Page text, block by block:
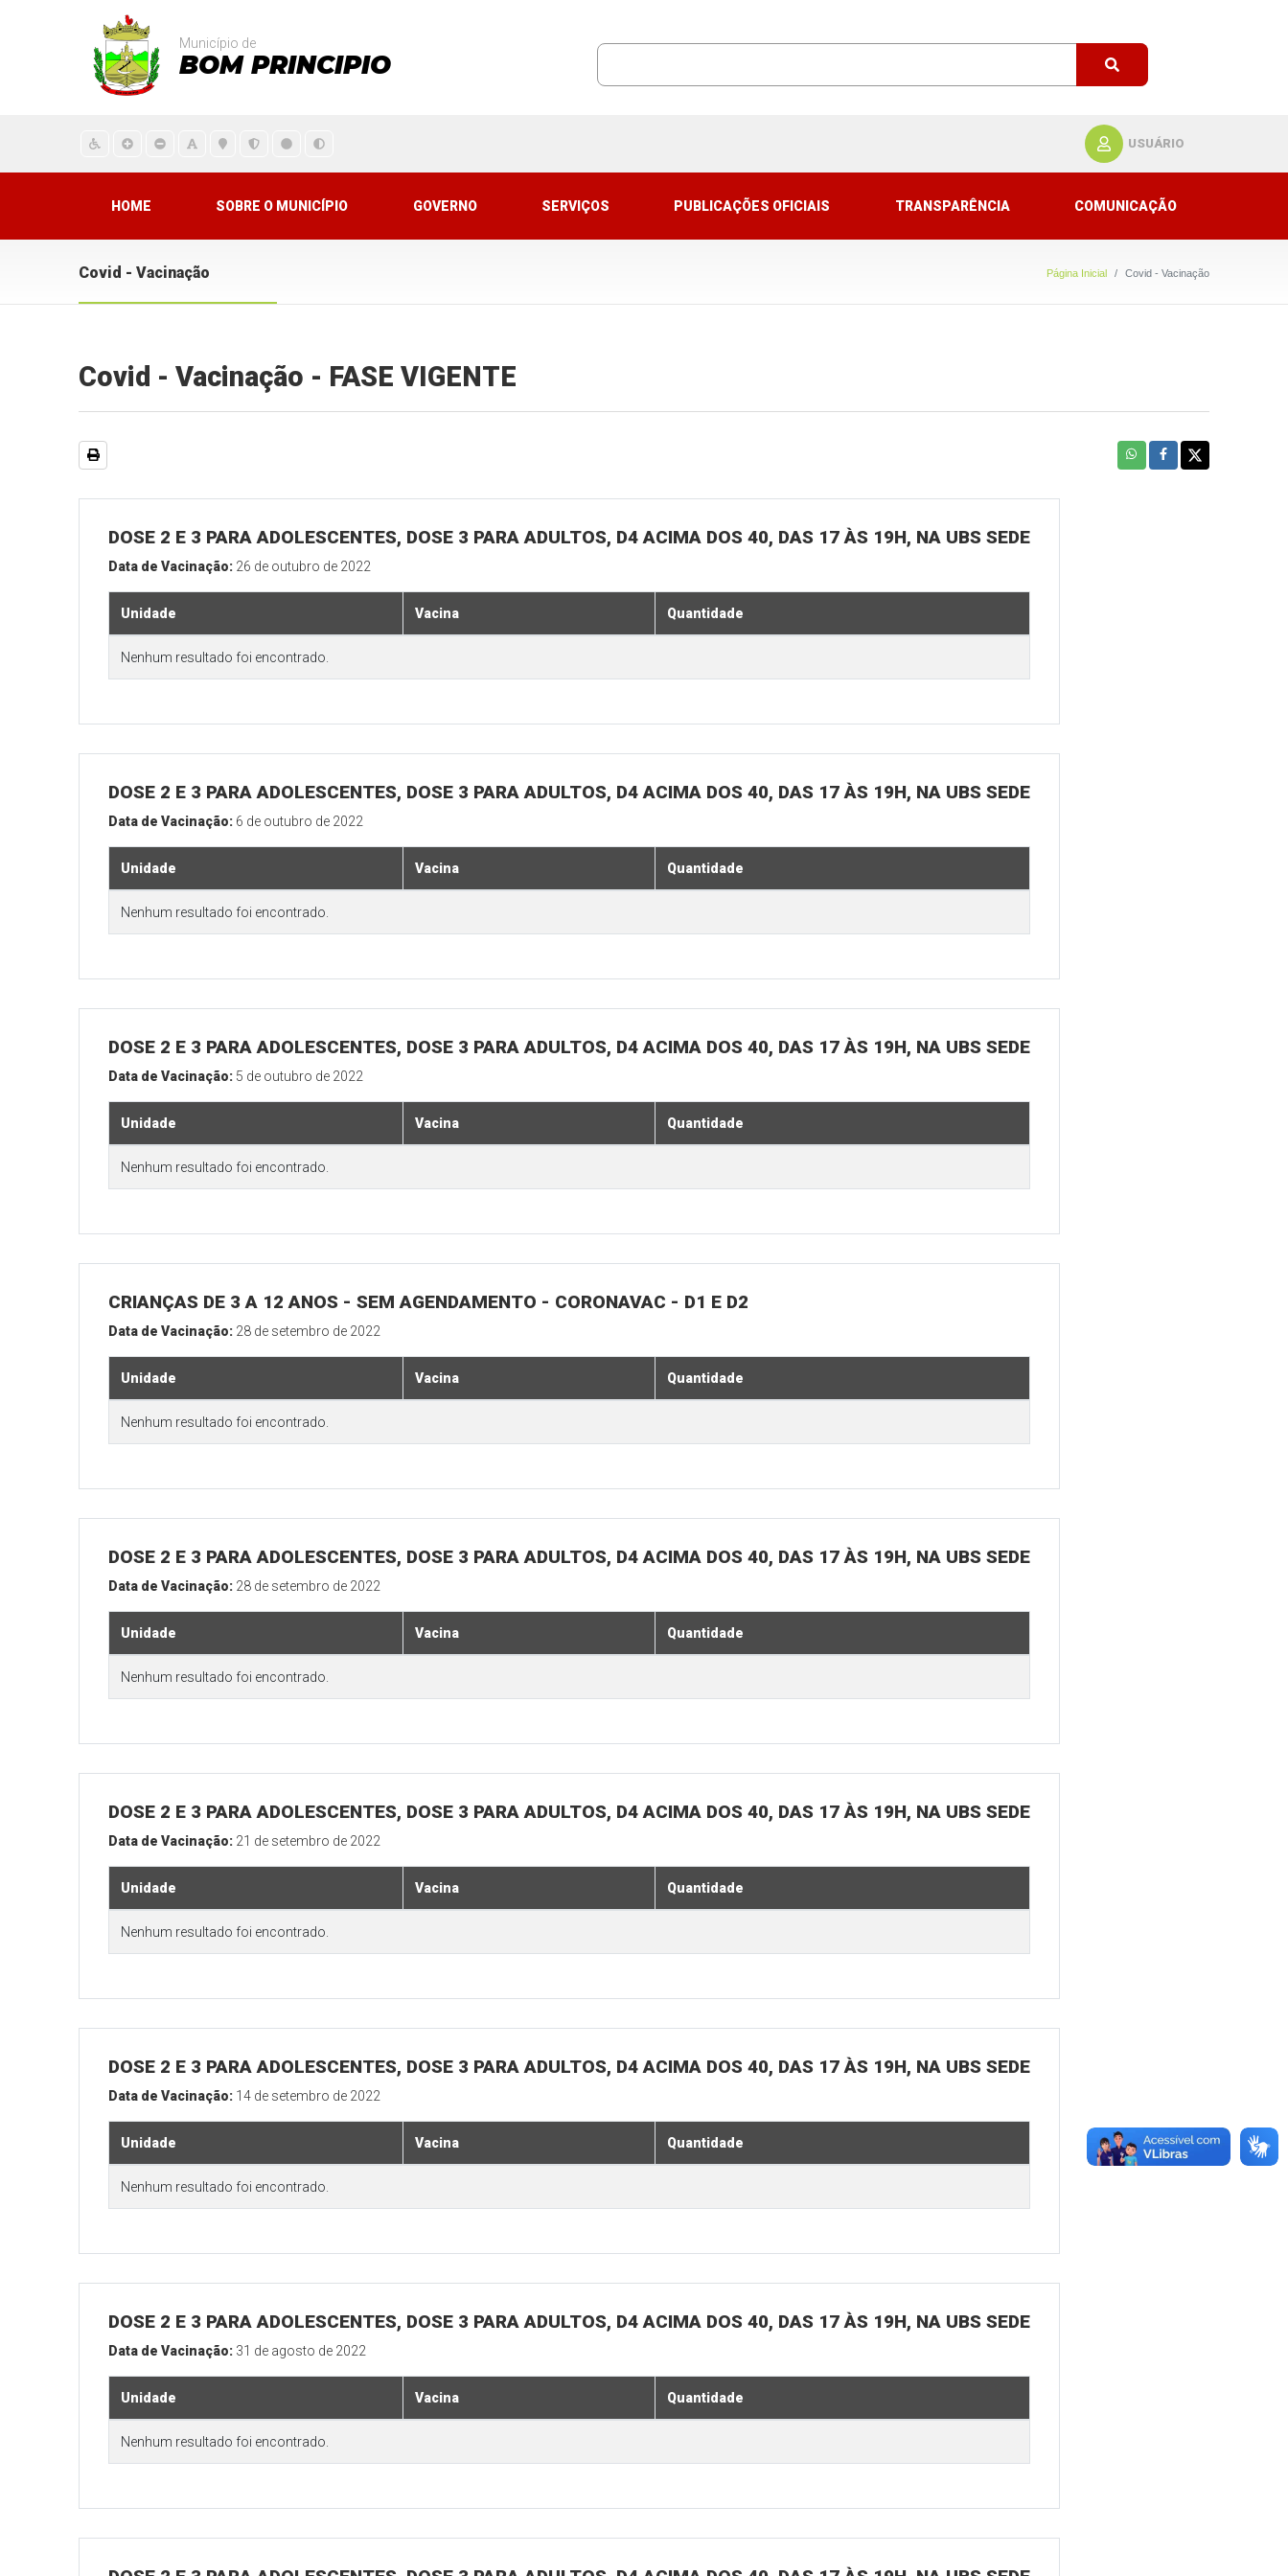
Município de
BOM PRINCIPIO
USUÁRIO
HOME SOBRE O MUNICÍPIO GOVERNO SERVIÇOS PUBLICAÇÕES OFICIAIS TRANSPARÊNCIA COMUNICAÇÃO
Covid - Vacinação Página Inicial Covid - Vacinação
Covid - Vacinação - FASE VIGENTE
DOSE 2 E 3 PARA ADOLESCENTES, DOSE 3 PARA ADULTOS, D4 ACIMA DOS 40, DAS 17 ÀS 19H, NA UBS SEDE
Data de Vacinação: 26 de outubro de 2022
Unidade Vacina Quantidade
Nenhum resultado foi encontrado.
DOSE 2 E 3 PARA ADOLESCENTES, DOSE 3 PARA ADULTOS, D4 ACIMA DOS 40, DAS 17 ÀS 19H, NA UBS SEDE
Data de Vacinação: 6 de outubro de 2022
Unidade Vacina Quantidade
Nenhum resultado foi encontrado.
DOSE 2 E 3 PARA ADOLESCENTES, DOSE 3 PARA ADULTOS, D4 ACIMA DOS 40, DAS 17 ÀS 19H, NA UBS SEDE
Data de Vacinação: 5 de outubro de 2022
Unidade Vacina Quantidade
Nenhum resultado foi encontrado.
CRIANÇAS DE 3 A 12 ANOS - SEM AGENDAMENTO - CORONAVAC - D1 E D2
Data de Vacinação: 28 de setembro de 2022
Unidade Vacina Quantidade
Nenhum resultado foi encontrado.
DOSE 2 E 3 PARA ADOLESCENTES, DOSE 3 PARA ADULTOS, D4 ACIMA DOS 40, DAS 17 ÀS 19H, NA UBS SEDE
Data de Vacinação: 28 de setembro de 2022
Unidade Vacina Quantidade
Nenhum resultado foi encontrado.
DOSE 2 E 3 PARA ADOLESCENTES, DOSE 3 PARA ADULTOS, D4 ACIMA DOS 40, DAS 17 ÀS 19H, NA UBS SEDE
Data de Vacinação: 21 de setembro de 2022
Unidade Vacina Quantidade
Nenhum resultado foi encontrado.
DOSE 2 E 3 PARA ADOLESCENTES, DOSE 3 PARA ADULTOS, D4 ACIMA DOS 40, DAS 17 ÀS 19H, NA UBS SEDE
Data de Vacinação: 14 de setembro de 2022
Unidade Vacina Quantidade
Nenhum resultado foi encontrado.
DOSE 2 E 3 PARA ADOLESCENTES, DOSE 3 PARA ADULTOS, D4 ACIMA DOS 40, DAS 17 ÀS 19H, NA UBS SEDE
Data de Vacinação: 31 de agosto de 2022
Unidade Vacina Quantidade
Nenhum resultado foi encontrado.